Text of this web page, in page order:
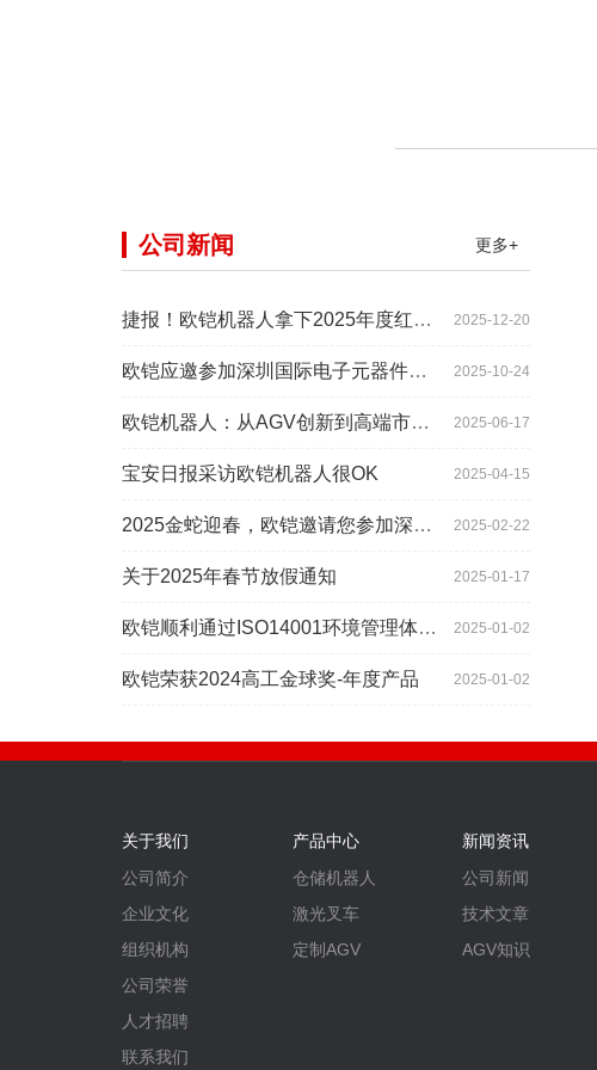
更多+
公司新闻
2025-12-20
捷报！欧铠机器人拿下2025年度红帆奖！
2025-10-24
欧铠应邀参加深圳国际电子元器件展时间:2025年10月28-
2025-06-17
欧铠机器人：从AGV创新到高端市场的领导蜕变
2025-04-15
宝安日报采访欧铠机器人很OK
2025-02-22
2025金蛇迎春，欧铠邀请您参加深圳工业展
2025-01-17
关于2025年春节放假通知
2025-01-02
欧铠顺利通过ISO14001环境管理体系认证
2025-01-02
欧铠荣获2024高工金球奖-年度产品
关于我们
公司简介
企业文化
组织机构
公司荣誉
人才招聘
联系我们
产品中心
仓储机器人
激光叉车
定制AGV
新闻资讯
公司新闻
技术文章
AGV知识